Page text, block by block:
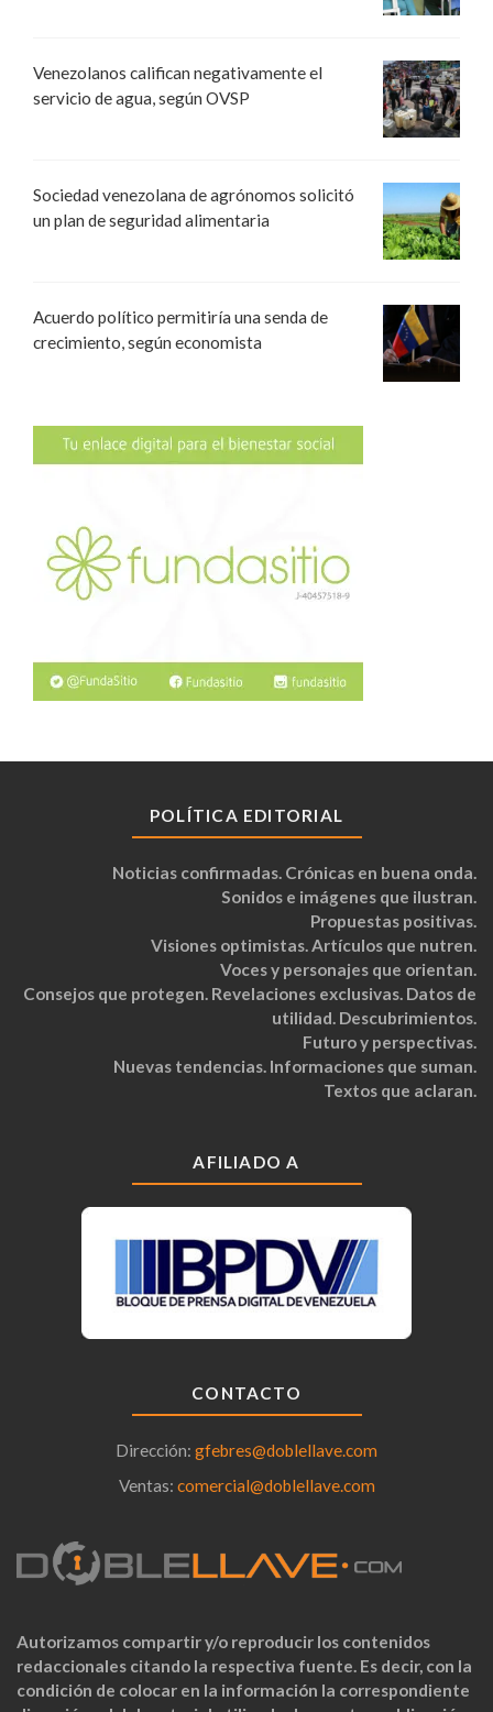
Venezolanos califican negativamente el
servicio de agua, según OVSP
Sociedad venezolana de agrónomos solicitó
un plan de seguridad alimentaria
Acuerdo político permitiría una senda de
crecimiento, según economista
POLÍTICA EDITORIAL
Noticias confirmadas. Crónicas en buena onda.
Sonidos e imágenes que ilustran.
Propuestas positivas.
Visiones optimistas. Artículos que nutren.
Voces y personajes que orientan.
Consejos que protegen. Revelaciones exclusivas. Datos de
utilidad. Descubrimientos.
Futuro y perspectivas.
Nuevas tendencias. Informaciones que suman.
Textos que aclaran.
AFILIADO A
CONTACTO
Dirección: gfebres@doblellave.com
Ventas: comercial@doblellave.com
Autorizamos compartir y/o reproducir los contenidos
redaccionales citando la respectiva fuente. Es decir, con la
condición de colocar en la información la correspondiente